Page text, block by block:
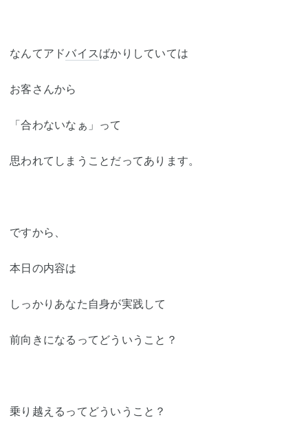
なんてアドバイスばかりしていては
お客さんから
「合わないなぁ」って
思われてしまうことだってあります。
ですから、
本日の内容は
しっかりあなた自身が実践して
前向きになるってどういうこと？
乗り越えるってどういうこと？